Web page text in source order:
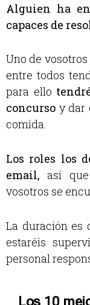
Alguien ha
capaces de
Uno de
entre todos
para ello
concurso y dar
comida.
Los roles los
email, así
vosotros se
La duración es
estaréis
personal
Los 10